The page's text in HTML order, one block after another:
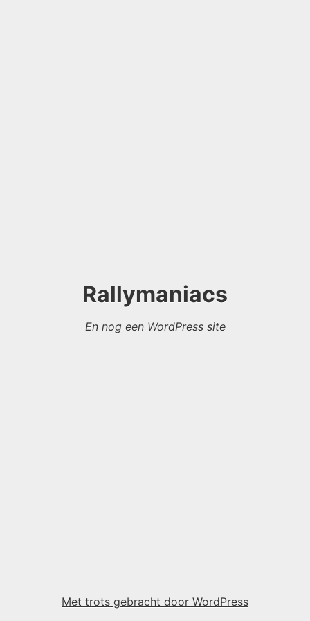
Rallymaniacs
En nog een WordPress site
Met trots gebracht door WordPress